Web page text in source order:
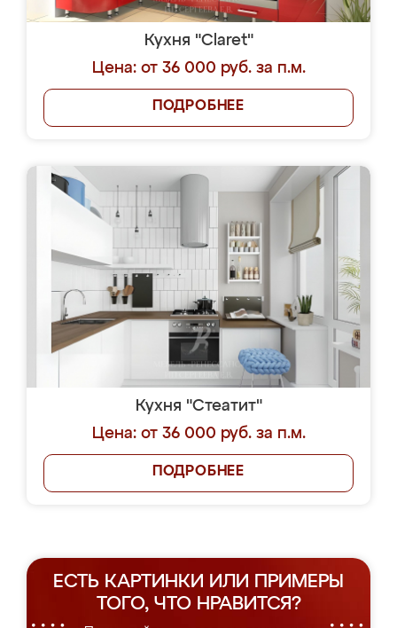
Кухня "Claret"
Цена: от 36 000 руб. за п.м.
ПОДРОБНЕЕ
Кухня "Стеатит"
Цена: от 36 000 руб. за п.м.
ПОДРОБНЕЕ
ЕСТЬ КАРТИНКИ ИЛИ ПРИМЕРЫ
ТОГО, ЧТО НРАВИТСЯ?